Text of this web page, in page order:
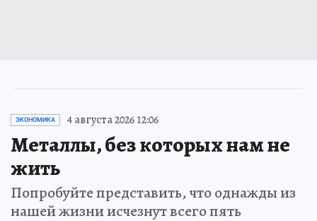
ЭКОНОМИКА 4 августа 2026 12:06
Металлы, без которых нам не
жить
Попробуйте представить, что однажды из
нашей жизни исчезнут всего пять